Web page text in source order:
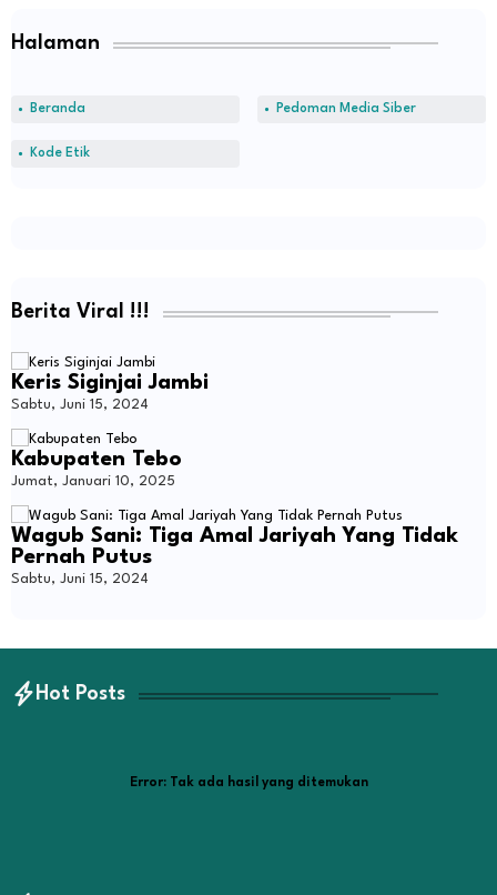
Halaman
Beranda Pedoman Media Siber
Kode Etik
Berita Viral !!!
Keris Siginjai Jambi
Sabtu, Juni 15, 2024
Kabupaten Tebo
Jumat, Januari 10, 2025
Wagub Sani: Tiga Amal Jariyah Yang Tidak
Pernah Putus
Sabtu, Juni 15, 2024
Hot Posts
Error:Tak ada hasil yang ditemukan